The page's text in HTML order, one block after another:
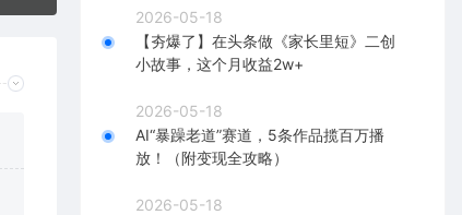
2026-05-18
【夯爆了】在头条做《家长里短》二创
小故事，这个月收益2w+
2026-05-18
AI“暴躁老道”赛道，5条作品揽百万播
放！（附变现全攻略）
2026-05-18